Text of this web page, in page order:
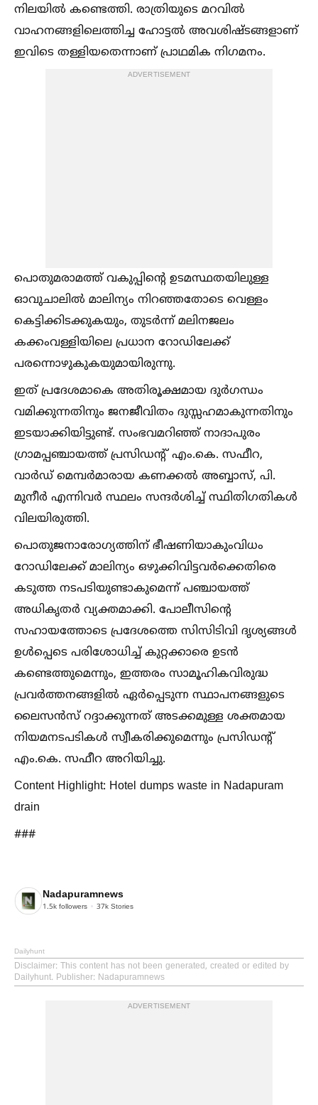
നിലയില്‍ കണ്ടെത്തി. രാത്രിയുടെ മറവില്‍
വാഹനങ്ങളിലെത്തിച്ച ഹോട്ടല്‍ അവശിഷ്ടങ്ങളാണ്
ഇവിടെ തള്ളിയതെന്നാണ് പ്രാഥമിക നിഗമനം.
ADVERTISEMENT
പൊതുമരാമത്ത് വകുപ്പിന്റെ ഉടമസ്ഥതയിലുള്ള
ഓവുചാലില്‍ മാലിന്യം നിറഞ്ഞതോടെ വെള്ളം
കെട്ടിക്കിടക്കുകയും, തുടർന്ന് മലിനജലം
കക്കംവള്ളിയിലെ പ്രധാന റോഡിലേക്ക്
പരന്നൊഴുകുകയുമായിരുന്നു.
ഇത് പ്രദേശമാകെ അതിരൂക്ഷമായ ദുർഗന്ധം
വമിക്കുന്നതിനും ജനജീവിതം ദുസ്സഹമാകുന്നതിനും
ഇടയാക്കിയിട്ടുണ്ട്. സംഭവമറിഞ്ഞ് നാദാപുരം
ഗ്രാമപ്പഞ്ചായത്ത് പ്രസിഡന്റ് എം.കെ. സഫീറ,
വാർഡ് മെമ്പർമാരായ കണക്കല്‍ അബ്ബാസ്, പി.
മുനീർ എന്നിവർ സ്ഥലം സന്ദർശിച്ച്‌ സ്ഥിതിഗതികള്‍
വിലയിരുത്തി.
പൊതുജനാരോഗ്യത്തിന് ഭീഷണിയാകുംവിധം
റോഡിലേക്ക് മാലിന്യം ഒഴുക്കിവിട്ടവർക്കെതിരെ
കടുത്ത നടപടിയുണ്ടാകുമെന്ന് പഞ്ചായത്ത്
അധികൃതർ വ്യക്തമാക്കി. പോലീസിന്റെ
സഹായത്തോടെ പ്രദേശത്തെ സിസിടിവി ദൃശ്യങ്ങള്‍
ഉള്‍പ്പെടെ പരിശോധിച്ച്‌ കുറ്റക്കാരെ ഉടൻ
കണ്ടെത്തുമെന്നും, ഇത്തരം സാമൂഹികവിരുദ്ധ
പ്രവർത്തനങ്ങളില്‍ ഏർപ്പെടുന്ന സ്ഥാപനങ്ങളുടെ
ലൈസൻസ് റദ്ദാക്കുന്നത് അടക്കമുള്ള ശക്തമായ
നിയമനടപടികള്‍ സ്വീകരിക്കുമെന്നും പ്രസിഡന്റ്
എം.കെ. സഫീറ അറിയിച്ചു.
Content Highlight: Hotel dumps waste in Nadapuram
drain
###
Nadapuramnews
1.5k followers 37k Stories
Dailyhunt
Disclaimer: This content has not been generated, created or edited by
Dailyhunt. Publisher: Nadapuramnews
ADVERTISEMENT